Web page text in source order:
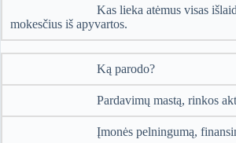
Kas lieka atėmus visas
mokesčius iš apyvartos.
Ką parodo?
Pardavimų mastą, rinkos
Įmonės pelningumą,